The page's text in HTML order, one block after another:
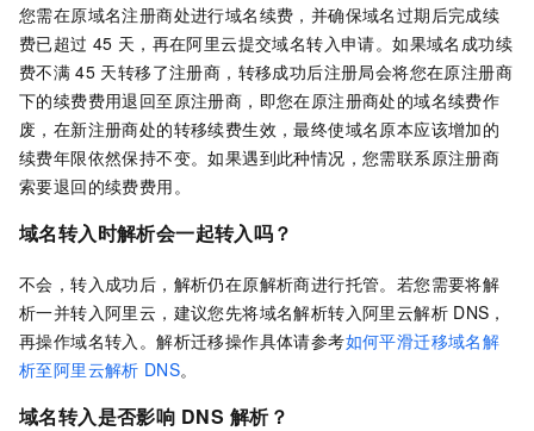
您需在原域名注册商处进行域名续费，并确保域名过期后完成续
费已超过 45 天，再在阿里云提交域名转入申请。如果域名成功续
费不满 45 天转移了注册商，转移成功后注册局会将您在原注册商
下的续费费用退回至原注册商，即您在原注册商处的域名续费作
废，在新注册商处的转移续费生效，最终使域名原本应该增加的
续费年限依然保持不变。如果遇到此种情况，您需联系原注册商
索要退回的续费费用。
域名转入时解析会一起转入吗？
不会，转入成功后，解析仍在原解析商进行托管。若您需要将解
析一并转入阿里云，建议您先将域名解析转入阿里云解析 DNS，
再操作域名转入。解析迁移操作具体请参考如何平滑迁移域名解
析至阿里云解析 DNS。
域名转入是否影响 DNS 解析？